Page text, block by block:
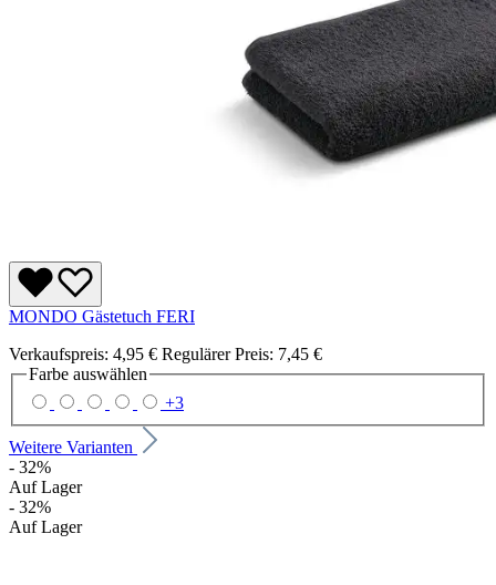
MONDO Gästetuch FERI
Verkaufspreis: 4,95 € Regulärer Preis: 7,45 €
Farbe auswählen
+3
Weitere Varianten
- 32%
Auf Lager
- 32%
Auf Lager